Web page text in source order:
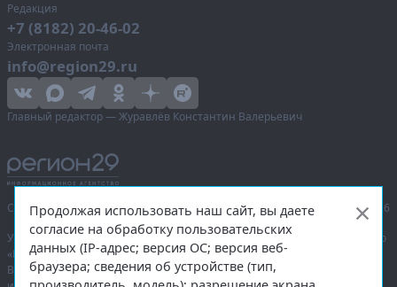
Редакция
+7 (8182) 20-46-02
Электронная почта
info@region29.ru
Главный редактор — Журавлёв Константин Валерьевич
Сетевое издание «Информационное агентство Регион 29»,
© 2016–2026
Учредитель — общество с ограниченной ответственностью «Агентство
«Правда Севера».
Выписка из реестра зарегистрированных средств массовой
Продолжая использовать наш сайт, вы даете
согласие на обработку пользовательских
данных (IP-адрес; версия ОС; версия веб-
браузера; сведения об устройстве (тип,